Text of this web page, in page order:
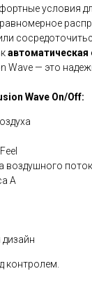
условия
автоматическая
Wave — это
Wave On/Off:
воздушного
A
контролем.